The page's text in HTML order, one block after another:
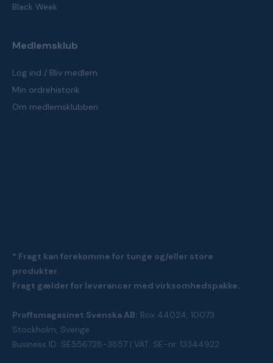
Black Week
Medlemsklub
Log ind / Bliv medlem
Min ordrehistorik
Om medlemsklubben
* Fragt kan forekomme for tunge og/eller store
produkter.
Fragt gælder for leverancer med virksomhedspakke.
Proffsmagasinet Svenska AB: Box 44024, 10073
Stockholm, Sverige
Business ID: SE556728-3857 | VAT: SE-nr. 13344922